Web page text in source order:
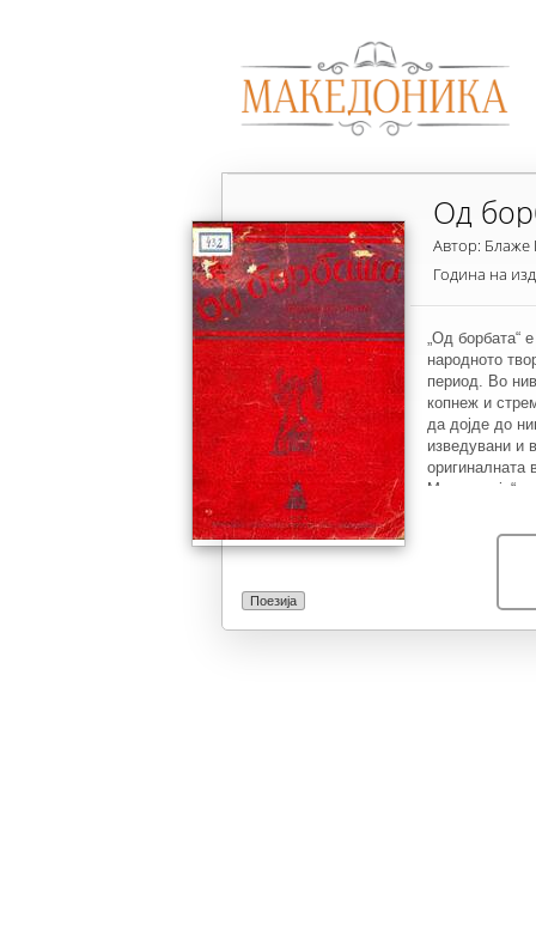
Поезија
Од
Автор: Блаже
Година на
„Од борбата“
народното
период. Во
копнеж и
да дојде до
изведувани и
оригиналната
Македонија“,